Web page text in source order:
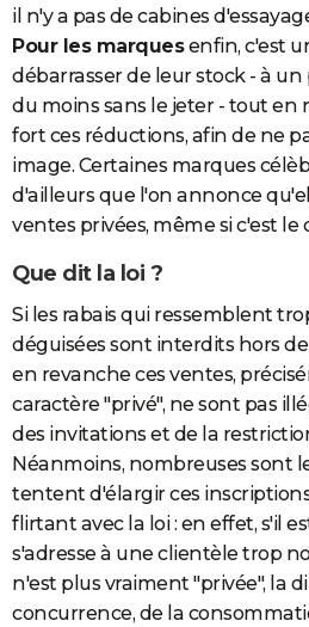
il n'y a pas de cabines
Pour les marquesenfin, c'est
débarrasser de leur stock - à un
du moins sans le jeter - tout en
fort ces réductions, afin de ne
image. Certaines marques
d'ailleurs que l'on annonce
ventes privées, même si c'est le
Que dit la loi ?
Si les rabais qui ressemblent
déguisées sont interdits hors
en revanche ces ventes,
caractère "privé", ne sont pas
des invitations et de la
Néanmoins, nombreuses sont
tentent d'élargir ces
flirtant avec la loi : en effet, s'il
s'adresse à une clientèle trop
n'est plus vraiment "privée", la
concurrence, de la